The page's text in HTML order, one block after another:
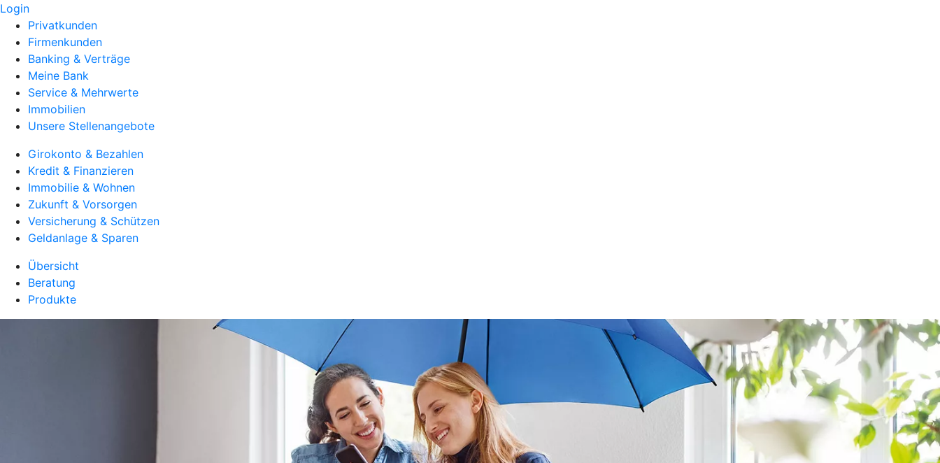
Login
Privatkunden
Firmenkunden
Banking & Verträge
Meine Bank
Service & Mehrwerte
Immobilien
Unsere Stellenangebote
Girokonto & Bezahlen
Kredit & Finanzieren
Immobilie & Wohnen
Zukunft & Vorsorgen
Versicherung & Schützen
Geldanlage & Sparen
Übersicht
Beratung
Produkte